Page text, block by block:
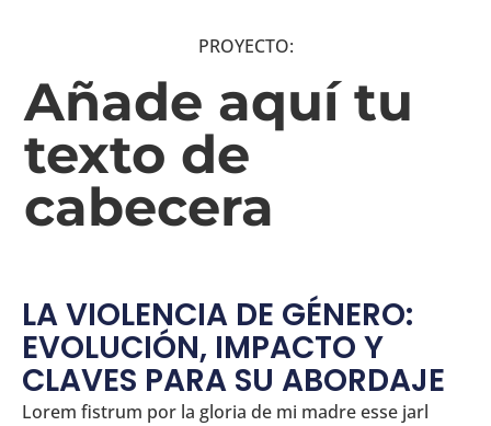
PROYECTO:
Añade aquí tu
texto de
cabecera
LA VIOLENCIA DE GÉNERO:
EVOLUCIÓN, IMPACTO Y
CLAVES PARA SU ABORDAJE
Lorem fistrum por la gloria de mi madre esse jarl